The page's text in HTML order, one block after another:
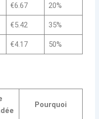
€6.67 20%
€5.42 35%
€4.17 50%
Pourquoi